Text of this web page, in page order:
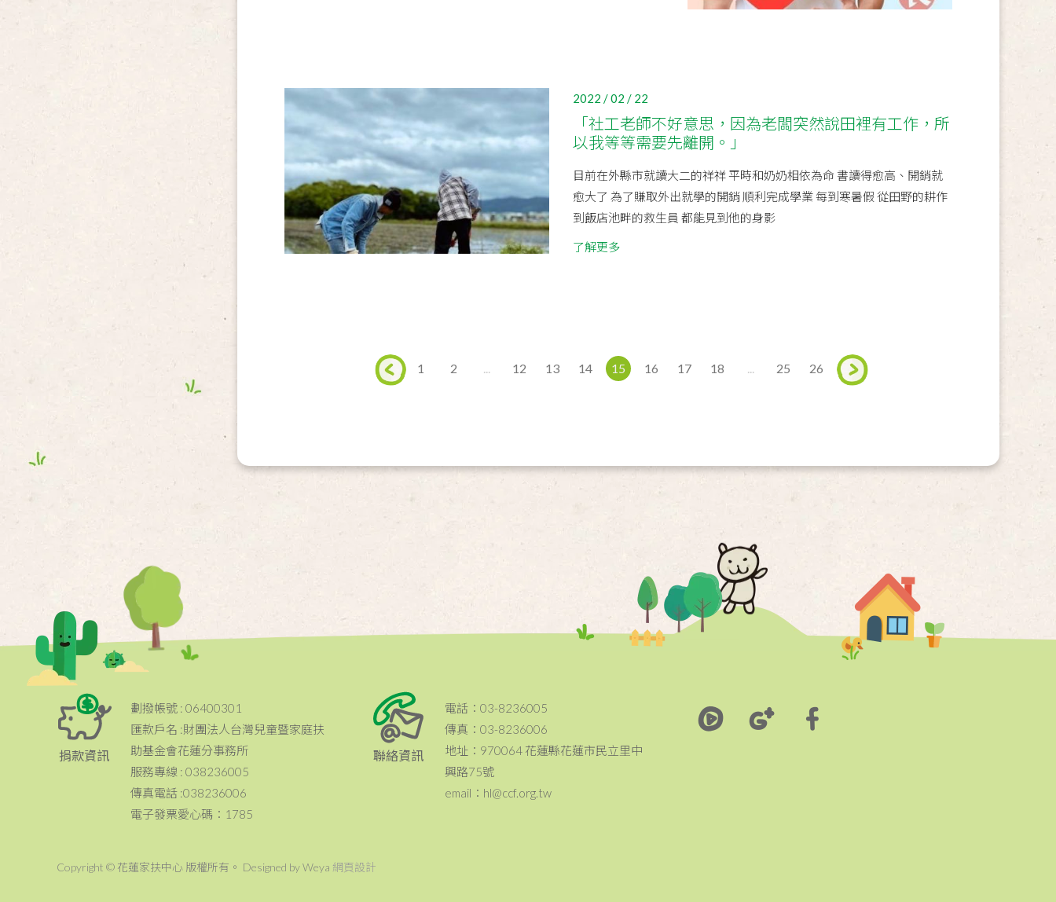
2022 / 02 / 22
「社工老師不好意思，因為老闆突然說田裡有工作，所
以我等等需要先離開。」
目前在外縣市就讀大二的祥祥 平時和奶奶相依為命 書讀得愈高、開銷就
愈大了 為了賺取外出就學的開銷 順利完成學業 每到寒暑假 從田野的耕作
到飯店池畔的救生員 都能見到他的身影
了解更多
1 2 ... 12 13 14 15 16 17 18 ... 25 26
捐款資訊
劃撥帳號 : 06400301
匯款戶名 :財團法人台灣兒童暨家庭扶
助基金會花蓮分事務所
服務專線 : 038236005
傳真電話 :038236006
電子發票愛心碼：1785
聯絡資訊
電話：03-8236005
傳真：03-8236006
地址：970064 花蓮縣花蓮市民立里中
興路75號
email：hl@ccf.org.tw
Copyright © 花蓮家扶中心 版權所有。 Designed by Weya 網頁設計